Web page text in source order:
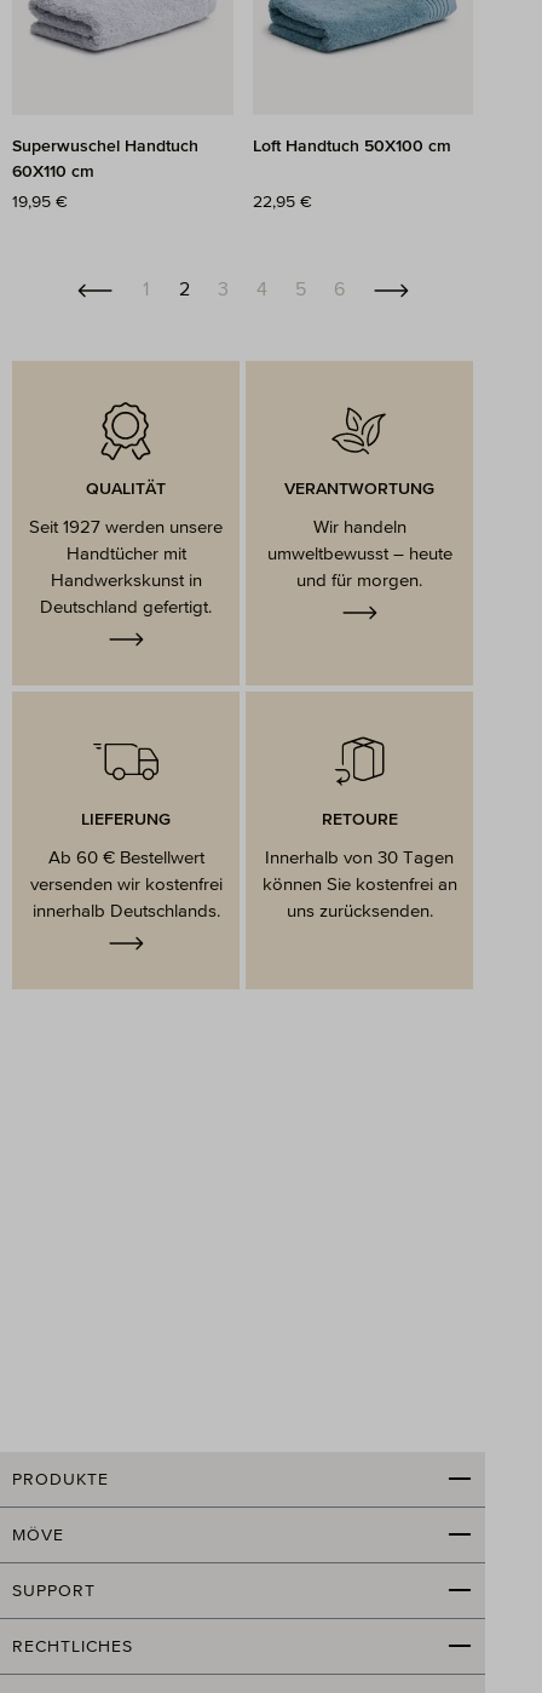
Superwuschel Handtuch
60X110 cm
Regulärer Preis:
19,95 €
Loft Handtuch 50X100 cm
Regulärer Preis:
22,95 €
Seite
1 Seite
2 Seite
3 Seite
4 Seite
5 Seite
6
QUALITÄT
Seit 1927 werden unsere
Handtücher mit
Handwerkskunst in
Deutschland gefertigt.
VERANTWORTUNG
Wir handeln
umweltbewusst – heute
und für morgen.
LIEFERUNG
Ab 60 € Bestellwert
versenden wir kostenfrei
innerhalb Deutschlands.
RETOURE
Innerhalb von 30 Tagen
können Sie kostenfrei an
uns zurücksenden.
PRODUKTE
MÖVE
SUPPORT
RECHTLICHES